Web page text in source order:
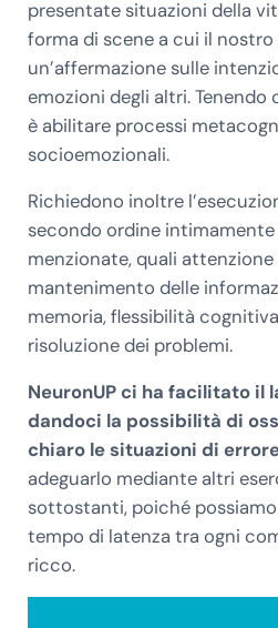
presentate situazioni della
forma di scene a cui il
un’affermazione sulle
emozioni degli altri.
è abilitare processi
socioemozionali.
Richiedono inoltre
secondo ordine intimamente
menzionate, quali
mantenimento delle
memoria, flessibilità
risoluzione dei problemi.
NeuronUP ci ha facilitato il
dandoci la possibilità di
chiaro le situazioni di
adeguarlo mediante altri
sottostanti, poiché
tempo di latenza tra ogni
ricco.